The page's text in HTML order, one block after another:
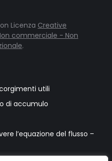
Licenza Creative
commerciale - Non
.
utili
di accumulo
l’equazione del flusso –